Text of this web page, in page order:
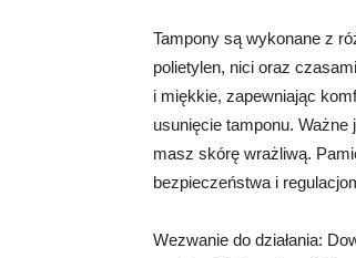
Tampony są wykonane z
polietylen, nici oraz
i miękkie, zapewniając
usunięcie tamponu.
masz skórę wrażliwą.
bezpieczeństwa i
Wezwanie do działania: